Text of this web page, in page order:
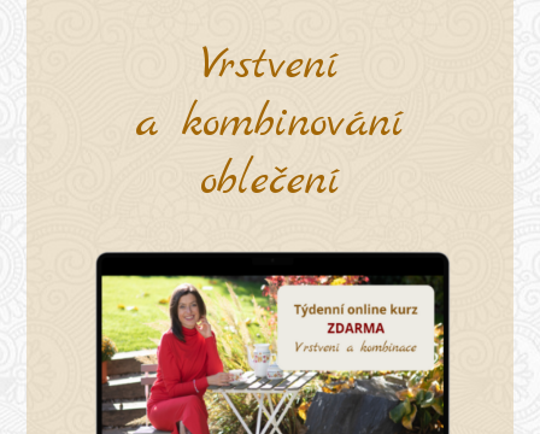
Vrstvení
a kombinování
oblečení